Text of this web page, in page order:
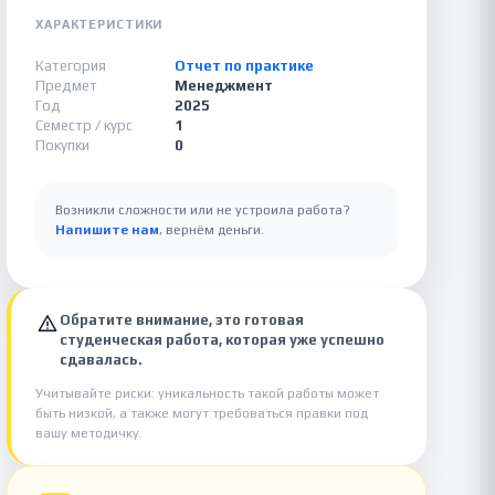
ХАРАКТЕРИСТИКИ
Категория
Отчет по практике
Предмет
Менеджмент
Год
2025
Семестр / курс
1
Покупки
0
Возникли сложности или не устроила работа?
Напишите нам, вернём деньги.
Обратите внимание, это готовая
студенческая работа, которая уже успешно
сдавалась.
Учитывайте риски: уникальность такой работы может
быть низкой, а также могут требоваться правки под
вашу методичку.